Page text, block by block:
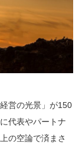
営の光景」が150
代表やパートナ
の空論で済まさ